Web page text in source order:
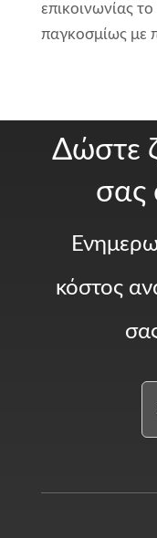
επικοινωνίας
παγκοσμίως με
Δώστε
σας
κόστος